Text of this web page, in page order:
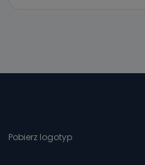
Pobierz logotyp